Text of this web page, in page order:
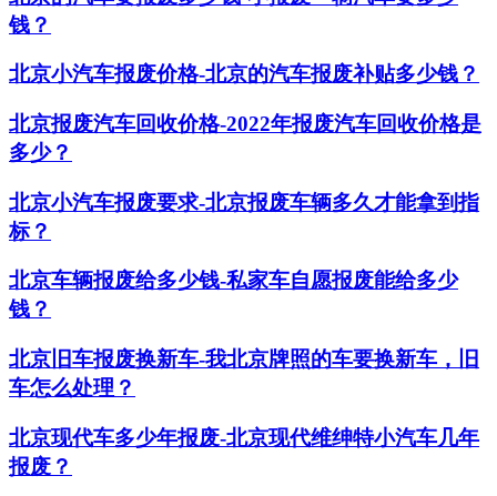
钱？
北京小汽车报废价格-北京的汽车报废补贴多少钱？
北京报废汽车回收价格-2022年报废汽车回收价格是
多少？
北京小汽车报废要求-北京报废车辆多久才能拿到指
标？
北京车辆报废给多少钱-私家车自愿报废能给多少
钱？
北京旧车报废换新车-我北京牌照的车要换新车，旧
车怎么处理？
北京现代车多少年报废-北京现代维绅特小汽车几年
报废？